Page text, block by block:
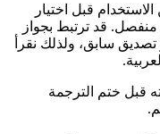
قبل اختيار
قد ترتبط بجواز
سابق، ولذلك نقرأ
قبل ختم الترجمة